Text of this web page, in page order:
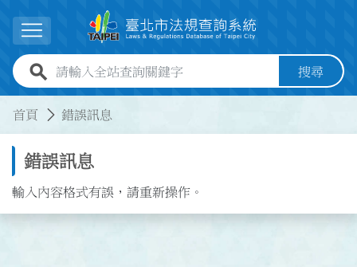
展開選單
全站查詢關鍵字欄位 搜尋
首頁 錯誤訊息
錯誤訊息
輸入內容格式有誤，請重新操作。